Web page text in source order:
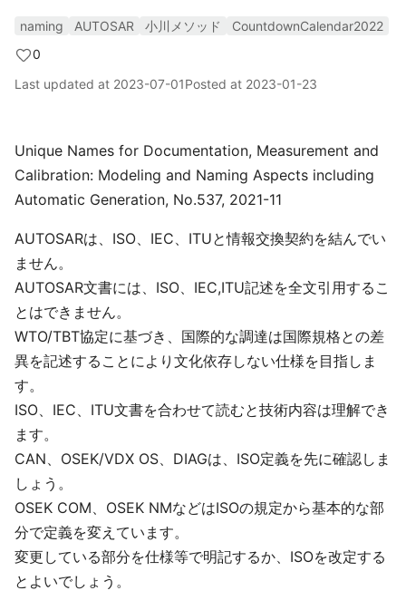
naming AUTOSAR 小川メソッド
CountdownCalendar2022
0
Last updated at 2023-07-01Posted at 2023-01-23
Unique Names for Documentation, Measurement and
Calibration: Modeling and Naming Aspects including
Automatic Generation, No.537, 2021-11
AUTOSARは、ISO、IEC、ITUと情報交換契約を結んでい
ません。
AUTOSAR文書には、ISO、IEC,ITU記述を全文引用するこ
とはできません。
WTO/TBT協定に基づき、国際的な調達は国際規格との差
異を記述することにより文化依存しない仕様を目指しま
す。
ISO、IEC、ITU文書を合わせて読むと技術内容は理解でき
ます。
CAN、OSEK/VDX OS、DIAGは、ISO定義を先に確認しま
しょう。
OSEK COM、OSEK NMなどはISOの規定から基本的な部
分で定義を変えています。
変更している部分を仕様等で明記するか、ISOを改定する
とよいでしょう。